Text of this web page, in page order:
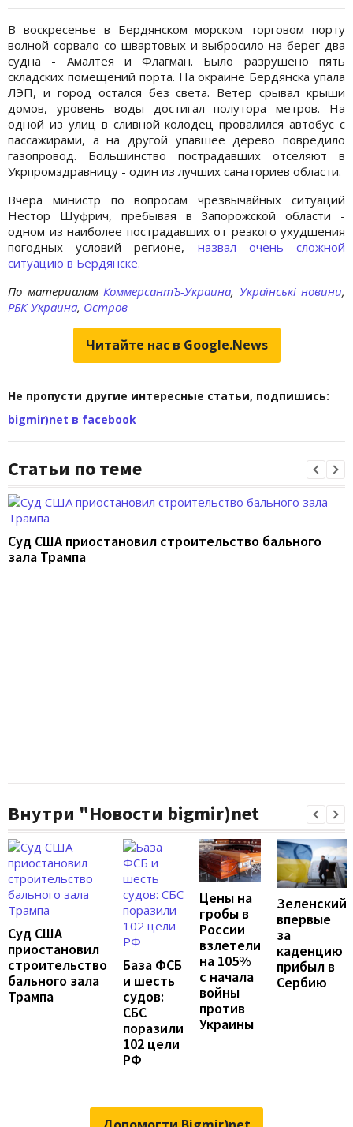
В воскресенье в Бердянском морском торговом порту
волной сорвало со швартовых и выбросило на берег два
судна - Амалтея и Флагман. Было разрушено пять
складских помещений порта. На окраине Бердянска упала
ЛЭП, и город остался без света. Ветер срывал крыши
домов, уровень воды достигал полутора метров. На
одной из улиц в сливной колодец провалился автобус с
пассажирами, а на другой упавшее дерево повредило
газопровод. Большинство пострадавших отселяют в
Укрпромздравницу - один из лучших санаториев области.
Вчера министр по вопросам чрезвычайных ситуаций
Нестор Шуфрич, пребывая в Запорожской области -
одном из наиболее пострадавших от резкого ухудшения
погодных условий регионе, назвал очень сложной
ситуацию в Бердянске.
По материалам КоммерсантЪ-Украина, Українські новини,
РБК-Украина, Остров
Читайте нас в Google.News
Не пропусти другие интересные статьи, подпишись:
bigmir)net в facebook
Статьи по теме
Суд США приостановил строительство бального
зала Трампа
Внутри "Новости bigmir)net
Суд США
приостановил
строительство
бального зала
Трампа
База ФСБ
и шесть
судов:
СБС
поразили
102 цели
РФ
Цены на
гробы в
России
взлетели
на 105%
с начала
войны
против
Украины
Зеленский
впервые
за
каденцию
прибыл в
Сербию